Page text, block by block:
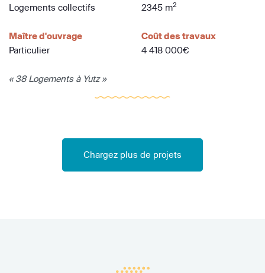
Logements collectifs
2345 m2
Maître d'ouvrage
Particulier
Coût des travaux
4 418 000€
« 38 Logements à Yutz »
Chargez plus de projets